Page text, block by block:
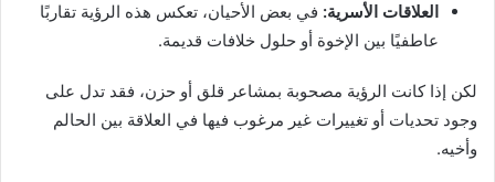
العلاقات الأسرية: في بعض الأحيان، تعكس هذه الرؤية تقاربًا
عاطفيًا بين الإخوة أو حلول خلافات قديمة.
لكن إذا كانت الرؤية مصحوبة بمشاعر قلق أو حزن، فقد تدل على
وجود تحديات أو تغييرات غير مرغوب فيها في العلاقة بين الحالم
وأخيه.